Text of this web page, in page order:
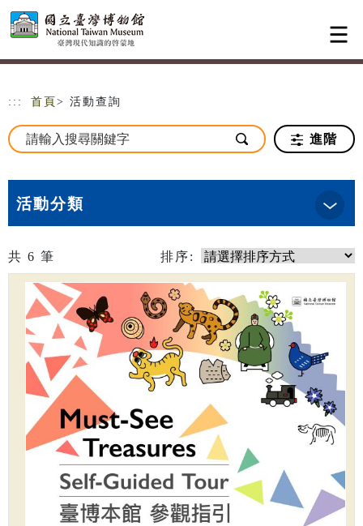
跳到主要內容
網站導覽
::: 首頁 > 活動查詢
進階
活動分類
共 6 筆 排序: